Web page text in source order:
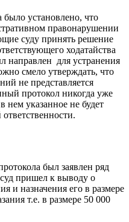
было установлено, что
правонарушении
суду принять решение
ходатайства
направлен для устранения
смело утверждать, что
не представляется
протокол никогда уже
нем указанное не будет
был заявлен ряд
суд пришел к выводу о
и назначения его в размере
т.е. в размере 50 000